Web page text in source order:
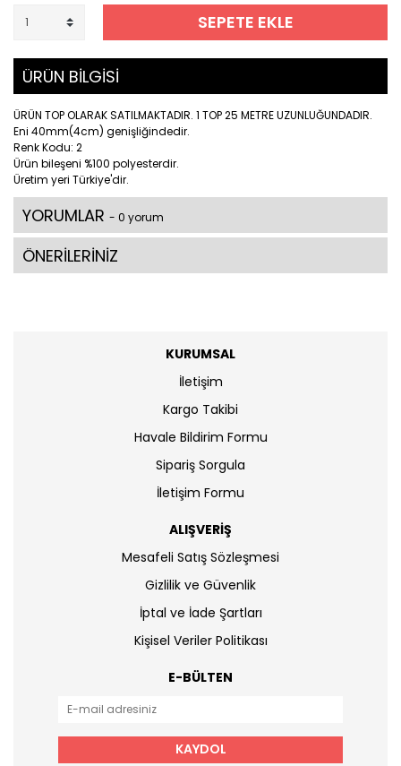
SEPETE EKLE
ÜRÜN BİLGİSİ
ÜRÜN TOP OLARAK SATILMAKTADIR. 1 TOP 25 METRE UZUNLUĞUNDADIR.
Eni 40mm(4cm) genişliğindedir.
Renk Kodu: 2
Ürün bileşeni %100 polyesterdir.
Üretim yeri Türkiye'dir.
YORUMLAR - 0 yorum
ÖNERİLERİNİZ
KURUMSAL
İletişim
Kargo Takibi
Havale Bildirim Formu
Sipariş Sorgula
İletişim Formu
ALIŞVERİŞ
Mesafeli Satış Sözleşmesi
Gizlilik ve Güvenlik
İptal ve İade Şartları
Kişisel Veriler Politikası
E-BÜLTEN
KAYDOL